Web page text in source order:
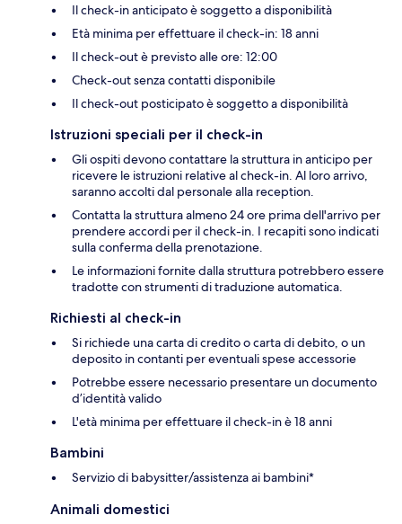
Il check-in anticipato è soggetto a disponibilità
Età minima per effettuare il check-in: 18 anni
Il check-out è previsto alle ore: 12:00
Check-out senza contatti disponibile
Il check-out posticipato è soggetto a disponibilità
Istruzioni speciali per il check-in
Gli ospiti devono contattare la struttura in anticipo per
ricevere le istruzioni relative al check-in. Al loro arrivo,
saranno accolti dal personale alla reception.
Contatta la struttura almeno 24 ore prima dell'arrivo per
prendere accordi per il check-in. I recapiti sono indicati
sulla conferma della prenotazione.
Le informazioni fornite dalla struttura potrebbero essere
tradotte con strumenti di traduzione automatica.
Richiesti al check-in
Si richiede una carta di credito o carta di debito, o un
deposito in contanti per eventuali spese accessorie
Potrebbe essere necessario presentare un documento
d’identità valido
L'età minima per effettuare il check-in è 18 anni
Bambini
Servizio di babysitter/assistenza ai bambini*
Animali domestici